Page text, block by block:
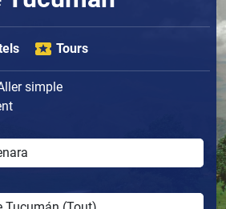
Tours
simple